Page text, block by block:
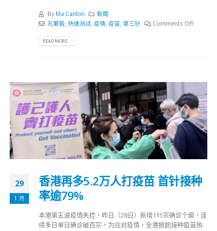
By Ma Canbin
新聞
孔繁毅, 快速测试, 疫情, 疫苗 第三针 Comments Off
READ MORE...
29
1 月
香港再多5.2万人打疫苗 首针接种
率逾79%
本港第五波疫情失控，昨日（28日）新增115宗确诊个案，连
续多日单日确诊破百宗，为应对疫情，全港掀起接种疫苗热